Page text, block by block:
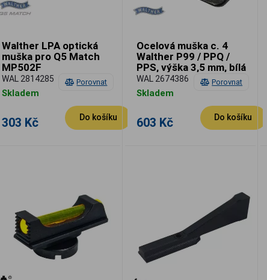
Porovnat
Walther LPA optická
muška pro Q5 Match
MP502F
WAL 2814285
Skladem
303 Kč Do košíku
Porovnat
Ocelová muška c. 4
Walther P99 / PPQ /
PPS, výška 3,5 mm, bílá
tečka
WAL 2674386
Skladem
603 Kč Do košíku